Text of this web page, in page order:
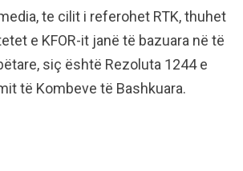
te cilit i referohet RTK, thuhet
e KFOR-it janë të bazuara në të
siç është Rezoluta 1244 e
të Kombeve të Bashkuara.